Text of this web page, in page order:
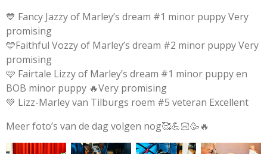
💙 Fancy Jazzy of Marley’s dream #1 minor puppy Very
promising
🩵Faithful Vozzy of Marley’s dream #2 minor puppy Very
promising
🩷 Fairtale Lizzy of Marley’s dream #1 minor puppy en
BOB minor puppy 🔥Very promising
💚 Lizz-Marley van Tilburgs roem #5 veteran Excellent
Meer foto’s van de dag volgen nog🥰💪🏻🥳🔥